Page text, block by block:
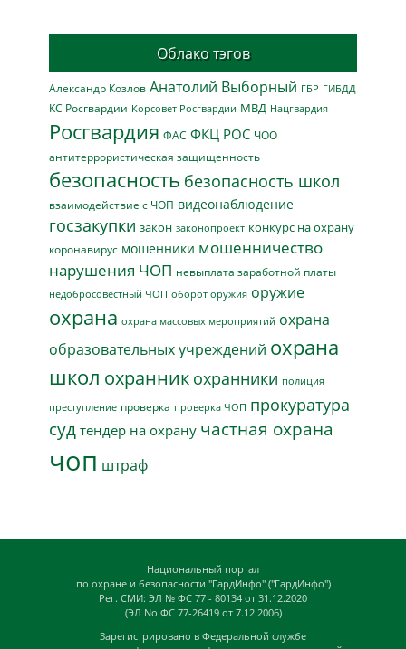
Облако тэгов
Александр Козлов Анатолий Выборный ГБР ГИБДД
КС Росгвардии Корсовет Росгвардии МВД Нацгвардия
Росгвардия ФАС ФКЦ РОС ЧОО
антитеррористическая защищенность
безопасность безопасность школ
взаимодействие с ЧОП видеонаблюдение
госзакупки закон законопроект конкурс на охрану
коронавирус мошенники мошенничество
нарушения ЧОП невыплата заработной платы
недобросовестный ЧОП оборот оружия оружие
охрана охрана массовых мероприятий охрана
образовательных учреждений охрана
школ охранник охранники полиция
преступление проверка проверка ЧОП прокуратура
суд тендер на охрану частная охрана
чоп штраф
Национальный портал
по охране и безопасности "ГардИнфо" ("ГардИнфо")
Рег. СМИ: ЭЛ № ФС 77 - 80134 от 31.12.2020
(ЭЛ No ФС 77-26419 от 7.12.2006)
Зарегистрировано в Федеральной службе